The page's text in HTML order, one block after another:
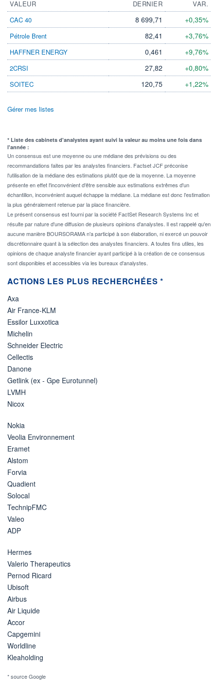
VALEUR DERNIER
VAR.
CAC 40
8 699,71 +0,35%
Pétrole Brent 82,41 +3,76%
HAFFNER ENERGY 0,461 +9,76%
2CRSI 27,82 +0,80%
SOITEC 120,75 +1,22%
Gérer mes listes
* Liste des cabinets d'analystes ayant suivi la valeur au moins une fois dans
l'année :
Un consensus est une moyenne ou une médiane des prévisions ou des
recommandations faites par les analystes financiers. Factset JCF préconise
l'utilisation de la médiane des estimations plutôt que de la moyenne. La moyenne
présente en effet l'inconvénient d'être sensible aux estimations extrêmes d'un
échantillon, inconvénient auquel échappe la médiane. La médiane est donc l'estimation
la plus généralement retenue par la place financière.
Le présent consensus est fourni par la société FactSet Research Systems Inc et
résulte par nature d'une diffusion de plusieurs opinions d'analystes. Il est rappelé qu'en
aucune manière BOURSORAMA n'a participé à son élaboration, ni exercé un pouvoir
discrétionnaire quant à la sélection des analystes financiers. A toutes fins utiles, les
opinions de chaque analyste financier ayant participé à la création de ce consensus
sont disponibles et accessibles via les bureaux d'analystes.
ACTIONS LES PLUS RECHERCHÉES *
Axa
Air France-KLM
Essilor Luxxotica
Michelin
Schneider Electric
Cellectis
Danone
Getlink (ex - Gpe Eurotunnel)
LVMH
Nicox
Nokia
Veolia Environnement
Eramet
Alstom
Forvia
Quadient
Solocal
TechnipFMC
Valeo
ADP
Hermes
Valerio Therapeutics
Pernod Ricard
Ubisoft
Airbus
Air Liquide
Accor
Capgemini
Worldline
Kleaholding
* source Google